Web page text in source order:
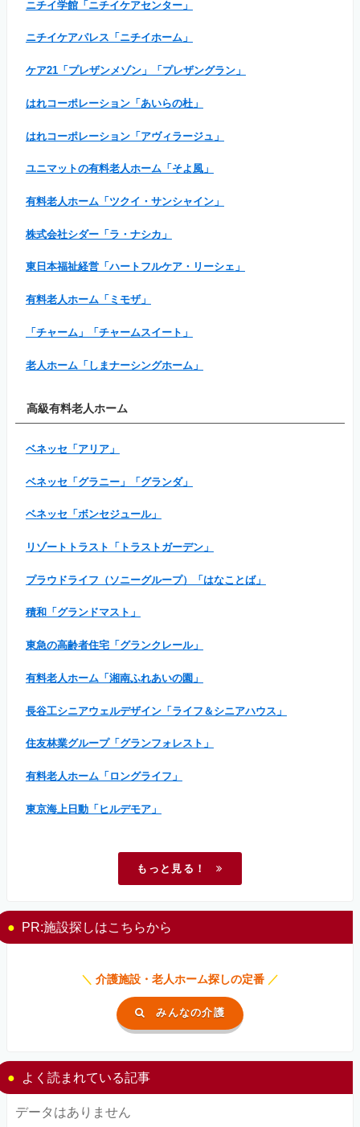
ニチイ学館「ニチイケアセンター」
ニチイケアパレス「ニチイホーム」
ケア21「プレザンメゾン」「プレザングラン」
はれコーポレーション「あいらの杜」
はれコーポレーション「アヴィラージュ」
ユニマットの有料老人ホーム「そよ風」
有料老人ホーム「ツクイ・サンシャイン」
株式会社シダー「ラ・ナシカ」
東日本福祉経営「ハートフルケア・リーシェ」
有料老人ホーム「ミモザ」
「チャーム」「チャームスイート」
老人ホーム「しまナーシングホーム」
高級有料老人ホーム
ベネッセ「アリア」
ベネッセ「グラニー」「グランダ」
ベネッセ「ボンセジュール」
リゾートトラスト「トラストガーデン」
プラウドライフ（ソニーグループ）「はなことば」
積和「グランドマスト」
東急の高齢者住宅「グランクレール」
有料老人ホーム「湘南ふれあいの園」
長谷工シニアウェルデザイン「ライフ＆シニアハウス」
住友林業グループ「グランフォレスト」
有料老人ホーム「ロングライフ」
東京海上日動「ヒルデモア」
もっと見る！
PR:施設探しはこちらから
＼ 介護施設・老人ホーム探しの定番 ／
みんなの介護
よく読まれている記事
データはありません